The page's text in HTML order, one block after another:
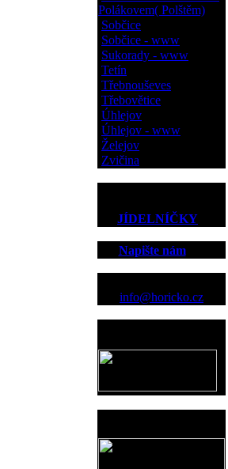
Polákovem( Polštěm)
Sobčice
Sobčice - www
Sukorady - www
Tetín
Třebnouševes
Třebovětice
Úhlejov
Úhlejov - www
Želejov
Zvičina
JÍDELNÍČKY
Napište nám
info@horicko.cz